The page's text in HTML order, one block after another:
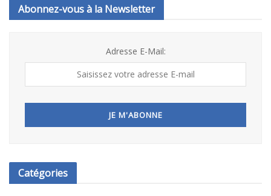
Abonnez-vous à la Newsletter
Adresse E-Mail:
Catégories